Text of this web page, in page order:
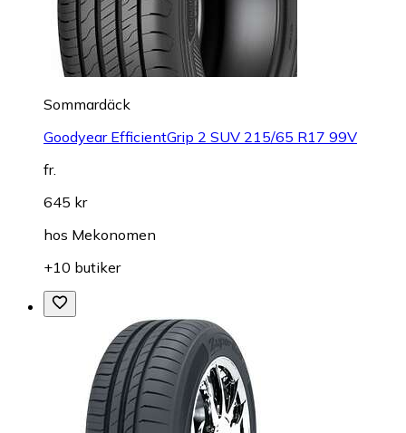
Sommardäck
Goodyear EfficientGrip 2 SUV 215/65 R17 99V
fr.
645 kr
hos Mekonomen
+10 butiker